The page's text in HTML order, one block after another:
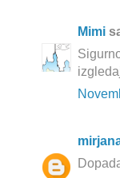
Mimi